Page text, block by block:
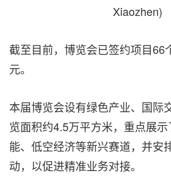
Xiaozhen)
截至目前，博览会已签约项目66
元。
本届博览会设有绿色产业、国际
览面积约4.5万平方米，重点展
能、低空经济等新兴赛道，并安
动，以促进精准业务对接。